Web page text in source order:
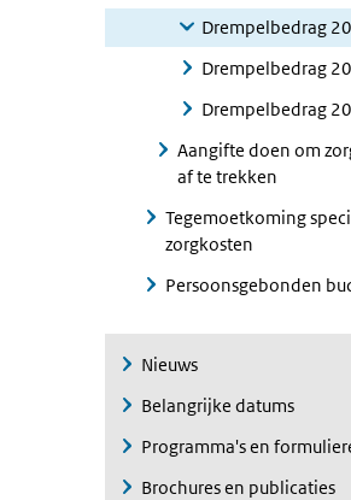
Drempelbedrag
Drempelbedrag
Drempelbedrag
Aangifte doen om
af te trekken
Tegemoetkoming
zorgkosten
Persoonsgebonden
Nieuws
Belangrijke datums
Programma's en
Brochures en publicaties